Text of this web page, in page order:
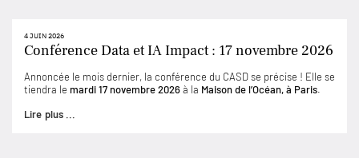
4 JUIN 2026
Conférence Data et IA Impact : 17 novembre 2026
Annoncée le mois dernier, la conférence du CASD se précise ! Elle se
tiendra le mardi 17 novembre 2026à la Maison de l’Océan, à Paris.
Lire plus ...